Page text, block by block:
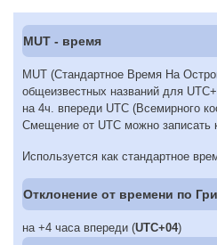
MUT - время
MUT (Стандартное Время На
общеизвестных названий для
на 4ч. впереди UTC (Всемирного
Смещение от UTC можно записать
Используется как стандартное
Отклонение от времени по
на +4 часа впереди (UTC+04)